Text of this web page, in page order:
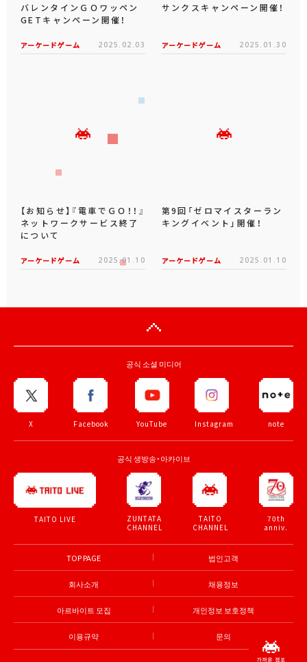
バレンタインＧＯワッペン
GETキャンペーン開催！
アーケードゲーム 2025.02.03
サンクスキャンペーン開催！
アーケードゲーム 2025.01.30
【お知らせ】『電車でＧＯ！！』
ネットワークサービス終了
について
アーケードゲーム 2025.01.10
第9回「ゼロマイスターラン
キングイベント」開催！
アーケードゲーム 2025.01.10
공식 소셜 미디어
X Facebook YouTube Instagram note
공식 생방송・아카이브
TAITO LIVE
ZUNTATA
CHANNEL
TAITO
CHANNEL
70th
anniv.
TOP PAGE 법인고객
회사소개 채용정보
아르바이트 모집 개인정보 보호정책
이용규약 문의